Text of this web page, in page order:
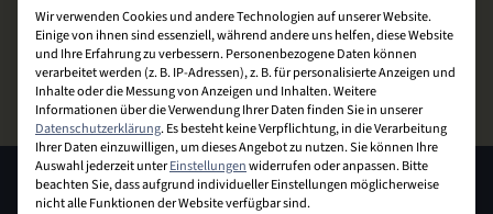
Wir verwenden Cookies und andere Technologien auf unserer Website.
Einige von ihnen sind essenziell, während andere uns helfen, diese Website
und Ihre Erfahrung zu verbessern.Personenbezogene Daten können
verarbeitet werden (z. B. IP-Adressen), z. B. für personalisierte Anzeigen und
Inhalte oder die Messung von Anzeigen und Inhalten.Weitere
Informationen über die Verwendung Ihrer Daten finden Sie in unserer
Datenschutzerklärung.Es besteht keine Verpflichtung, in die Verarbeitung
Ihrer Daten einzuwilligen, um dieses Angebot zu nutzen.Sie können Ihre
Auswahl jederzeit unterEinstellungenwiderrufen oder anpassen.Bitte
beachten Sie, dass aufgrund individueller Einstellungen möglicherweise
nicht alle Funktionen der Website verfügbar sind.